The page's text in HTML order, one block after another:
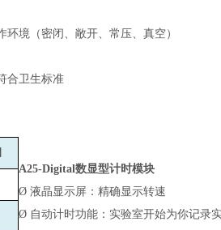
境（密闭、敞开、常压、真空）
合卫生标准
A25-Digital数显型计时模块
Ø 液晶显示屏：精确显示转速
Ø 自动计时功能：实验室开始为你记录